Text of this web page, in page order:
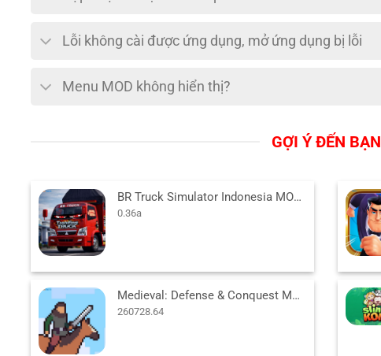
Lỗi không cài được ứng dụng, mở ứng dụng bị lỗi
Menu MOD không hiển thị?
GỢI Ý ĐẾN BẠN
BR Truck Simulator Indonesia MOD (Vô Hạn Tiền) v0.36a APK
0.36a
Medieval: Defense & Conquest MOD APK (Vô Hạn Tiền) 260728.64
260728.64